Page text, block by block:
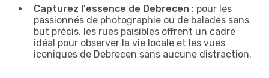
Capturez l'essence de Debrecen : pour les
passionnés de photographie ou de balades sans
but précis, les rues paisibles offrent un cadre
idéal pour observer la vie locale et les vues
iconiques de Debrecen sans aucune distraction.